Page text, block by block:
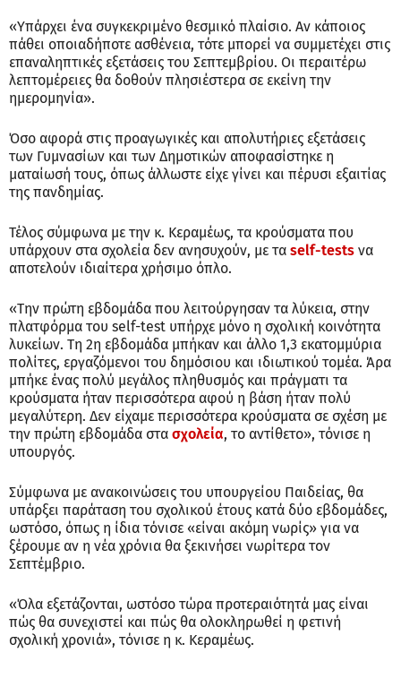
«Υπάρχει ένα συγκεκριμένο θεσμικό πλαίσιο. Αν κάποιος
πάθει οποιαδήποτε ασθένεια, τότε μπορεί να συμμετέχει στις
επαναληπτικές εξετάσεις του Σεπτεμβρίου. Οι περαιτέρω
λεπτομέρειες θα δοθούν πλησιέστερα σε εκείνη την
ημερομηνία».
Όσο αφορά στις προαγωγικές και απολυτήριες εξετάσεις
των Γυμνασίων και των Δημοτικών αποφασίστηκε η
ματαίωσή τους, όπως άλλωστε είχε γίνει και πέρυσι εξαιτίας
της πανδημίας.
Τέλος σύμφωνα με την κ. Κεραμέως, τα κρούσματα που
υπάρχουν στα σχολεία δεν ανησυχούν, με τα self-tests να
αποτελούν ιδιαίτερα χρήσιμο όπλο.
«Την πρώτη εβδομάδα που λειτούργησαν τα λύκεια, στην
πλατφόρμα του self-test υπήρχε μόνο η σχολική κοινότητα
λυκείων. Τη 2η εβδομάδα μπήκαν και άλλο 1,3 εκατομμύρια
πολίτες, εργαζόμενοι του δημόσιου και ιδιωτικού τομέα. Άρα
μπήκε ένας πολύ μεγάλος πληθυσμός και πράγματι τα
κρούσματα ήταν περισσότερα αφού η βάση ήταν πολύ
μεγαλύτερη. Δεν είχαμε περισσότερα κρούσματα σε σχέση με
την πρώτη εβδομάδα στα σχολεία, το αντίθετο», τόνισε η
υπουργός.
Σύμφωνα με ανακοινώσεις του υπουργείου Παιδείας, θα
υπάρξει παράταση του σχολικού έτους κατά δύο εβδομάδες,
ωστόσο, όπως η ίδια τόνισε «είναι ακόμη νωρίς» για να
ξέρουμε αν η νέα χρόνια θα ξεκινήσει νωρίτερα τον
Σεπτέμβριο.
«Όλα εξετάζονται, ωστόσο τώρα προτεραιότητά μας είναι
πώς θα συνεχιστεί και πώς θα ολοκληρωθεί η φετινή
σχολική χρονιά», τόνισε η κ. Κεραμέως.